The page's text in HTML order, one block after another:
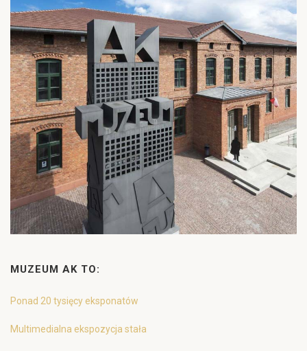
MUZEUM AK TO:
Ponad 20 tysięcy eksponatów
Multimedialna ekspozycja stała